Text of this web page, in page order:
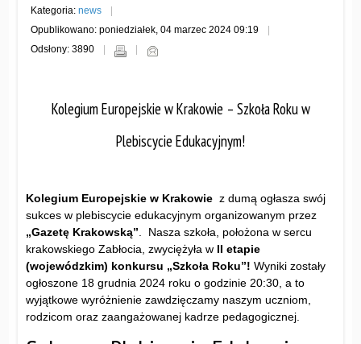
Kategoria:news
Opublikowano: poniedziałek, 04 marzec 2024 09:19
Odsłony: 3890
Kolegium Europejskie w Krakowie – Szkoła Roku w
Plebiscycie Edukacyjnym!
Kolegium Europejskie w Krakowie z dumą ogłasza swój
sukces w plebiscycie edukacyjnym organizowanym przez
„Gazetę Krakowską” . Nasza szkoła, położona w sercu
krakowskiego Zabłocia, zwyciężyła w II etapie
(wojewódzkim) konkursu „Szkoła Roku”! Wyniki zostały
ogłoszone 18 grudnia 2024 roku o godzinie 20:30, a to
wyjątkowe wyróżnienie zawdzięczamy naszym uczniom,
rodzicom oraz zaangażowanej kadrze pedagogicznej.